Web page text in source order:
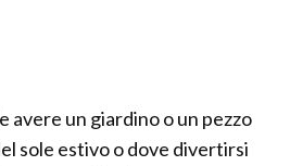
avere un giardino o un pezzo
sole estivo o dove divertirsi